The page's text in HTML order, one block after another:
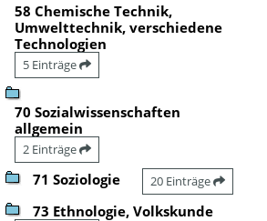
58 Chemische Technik,
Umwelttechnik, verschiedene
Technologien
5 Einträge
70 Sozialwissenschaften
allgemein
2 Einträge
71 Soziologie 20 Einträge
73 Ethnologie, Volkskunde